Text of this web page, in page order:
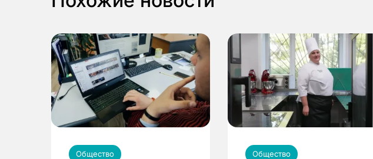
Общество Общество